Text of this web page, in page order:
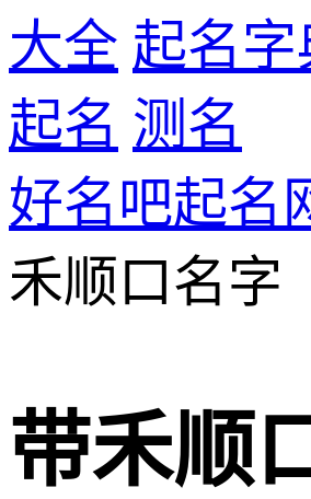
大全 起名字
起名 测名
好名吧起名
禾顺口名字
带禾顺